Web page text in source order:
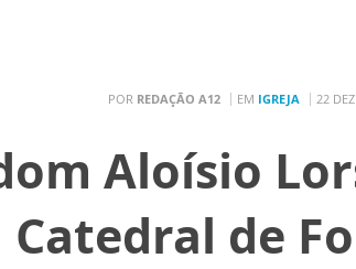
POR REDAÇÃO A12 EM IGREJA 22
Aloísio
Catedral de